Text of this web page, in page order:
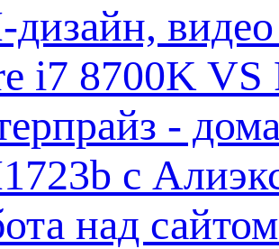
i7 8700K VS
-
с
над